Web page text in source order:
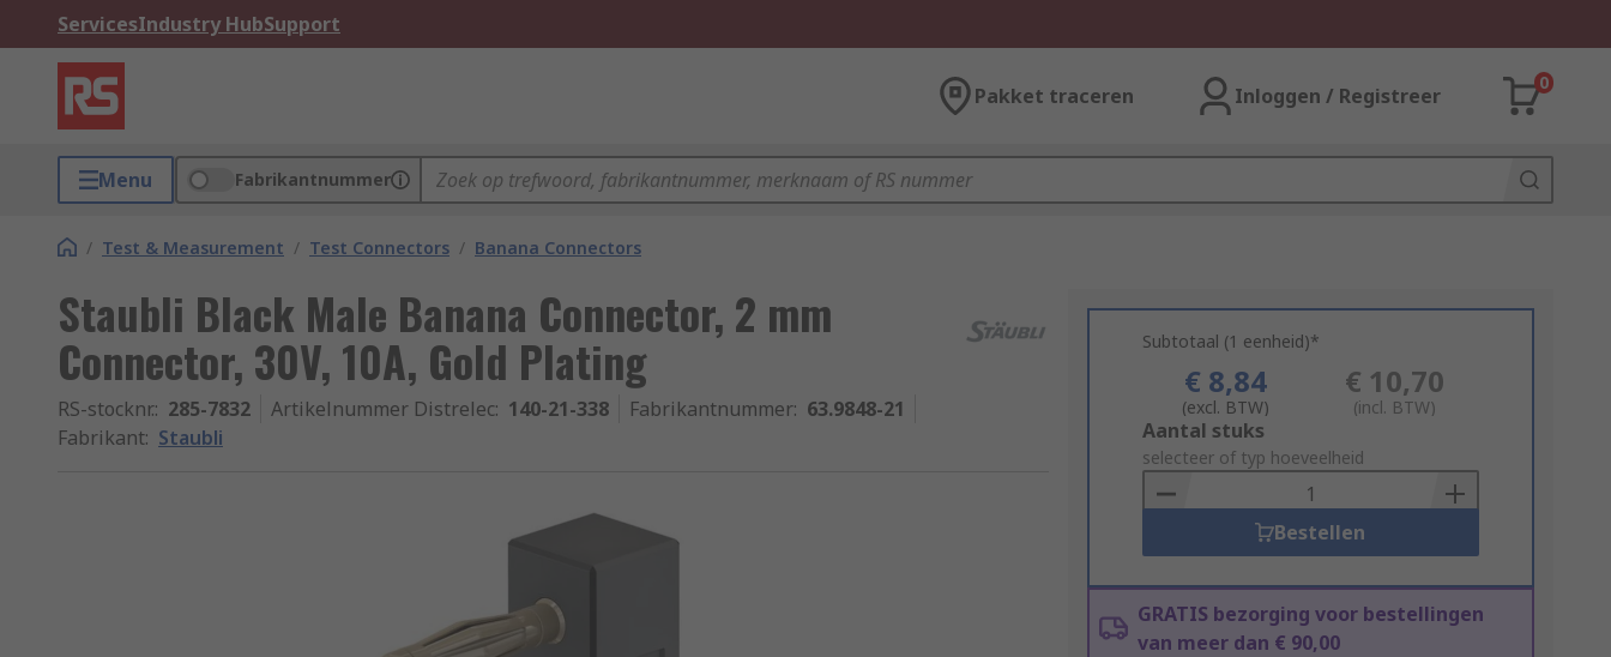
ServicesIndustry HubSupport
Pakket traceren Inloggen / Registreer
0
Menu Fabrikantnummer
/ Test & Measurement / Test Connectors / Banana Connectors
Staubli Black Male Banana Connector, 2 mm
Connector, 30V, 10A, Gold Plating
RS-stocknr.: 285-7832 Artikelnummer Distrelec: 140-21-338 Fabrikantnummer: 63.9848-21
Fabrikant: Staubli
Subtotaal (1 eenheid)*
€ 8,84
(excl. BTW)
€ 10,70
(incl. BTW)
Add
to
Basket
Aantal stuks
selecteer of typ hoeveelheid
Bestellen
GRATIS bezorging voor bestellingen
van meer dan € 90,00